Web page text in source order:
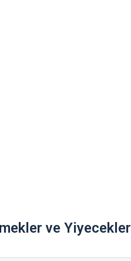
ve Yiyecekler